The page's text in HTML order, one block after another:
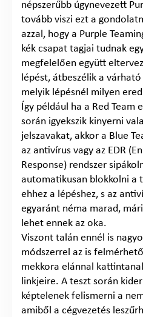
népszerűbb úgynevezett
tovább viszi ezt a
azzal, hogy a Purple
kék csapat tagjai tudnak
megfelelően együtt
lépést, átbeszélik a
melyik lépésnél milyen
Így például ha a Red Team
során igyekszik kinyerni
jelszavakat, akkor a Blue
az antivírus vagy az EDR
Response) rendszer
automatikusan blokkolni a
ehhez a lépéshez, s az
egyaránt néma marad,
lehet ennek az oka.
Viszont talán ennél is
módszerrel az is
mekkora elánnal
linkjeire. A teszt során
képtelenek felismerni a
amiből a cégvezetés